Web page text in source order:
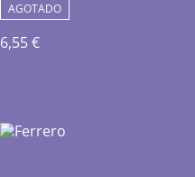
AGOTADO
6,55 €